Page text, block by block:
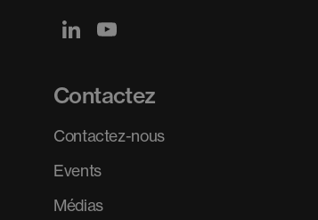
Contactez
Contactez-nous
Events
Médias